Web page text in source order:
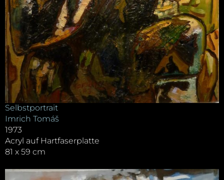
Selbstportrait
Imrich Tomáš
1973
Acryl auf Hartfaserplatte
81 x 59 cm